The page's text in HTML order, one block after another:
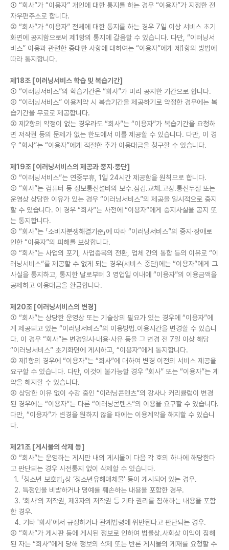
① “회사”가 “이용자” 개인에 대한 통지를 하는 경우 “이용자”가 지정한 전
자우편주소로 합니다.
② “회사”가 “이용자” 전체에 대한 통지를 하는 경우 7일 이상 서비스 초기
화면에 공지함으로써 제1항의 통지에 갈음할 수 있습니다. 다만, “이러닝서
비스” 이용과 관련한 중대한 사항에 대하여는 “이용자”에게 제1항의 방법에
따라 통지합니다.
제18조 [이러닝서비스 학습 및 복습기간]
① “이러닝서비스”의 학습기간은 “회사”가 미리 공지한 기간으로 합니다.
② “이러닝서비스” 이용계약 시 복습기간을 제공하기로 약정한 경우에는 복
습기간을 무료로 제공합니다.
③ 제2항의 약정이 없는 경우라도 “회사”는 “이용자”가 복습기간을 요청하
면 저작권 등의 문제가 없는 한도에서 이를 제공할 수 있습니다. 다만, 이 경
우 “회사”는 “이용자”에게 적절한 추가 이용대금을 청구할 수 있습니다.
제19조 [이러닝서비스의 제공과 중지·중단]
① “이러닝서비스”는 연중무휴, 1일 24시간 제공함을 원칙으로 합니다.
② “회사”는 컴퓨터 등 정보통신설비의 보수.점검.교체.고장.통신두절 또는
운영상 상당한 이유가 있는 경우 “이러닝서비스”의 제공을 일시적으로 중지
할 수 있습니다. 이 경우 “회사”는 사전에 “이용자”에게 중지사실을 공지 또
는 통지합니다.
③ “회사”는 「소비자분쟁해결기준」에 따라 “이러닝서비스”의 중지·장애로
인한 “이용자”의 피해를 보상합니다.
④ “회사”는 사업의 포기, 사업종목의 전환, 업체 간의 통합 등의 이유로 “이
러닝서비스”를 제공할 수 없게 되는 경우(서비스 중단)에는 “이용자”에게 그
사실을 통지하고, 통지한 날로부터 3 영업일 이내에 “이용자”의 이용금액을
공제하고 이용대금을 환급합니다.
제20조 [이러닝서비스의 변경]
① “회사”는 상당한 운영상 또는 기술상의 필요가 있는 경우에 “이용자”에
게 제공되고 있는 “이러닝서비스”의 이용방법.이용시간을 변경할 수 있습니
다. 이 경우 “회사”는 변경일시·내용·사유 등을 그 변경 전 7일 이상 해당
“이러닝서비스” 초기화면에 게시하고, “이용자”에게 통지합니다.
② 제1항의 경우에 “이용자”는 “회사”에 대하여 변경 이전의 서비스 제공을
요구할 수 있습니다. 다만, 이것이 불가능할 경우 “회사” 또는 “이용자”는 계
약을 해지할 수 있습니다.
③ 상당한 이유 없이 수강 중인 “이러닝콘텐츠”의 강사나 커리큘럼이 변경
된 경우에는 “이용자”는 다른 “이러닝콘텐츠”의 이용을 요구할 수 있습니다.
다만, “이용자”가 변경을 원하지 않을 때에는 이용계약을 해지할 수 있습니
다.
제21조 [게시물의 삭제 등]
① “회사”는 운영하는 게시판 내의 게시물이 다음 각 호의 하나에 해당한다
고 판단되는 경우 사전통지 없이 삭제할 수 있습니다.
1. 「청소년 보호법」상 ‘청소년유해매체물’ 등이 게시되어 있는 경우.
2. 특정인을 비방하거나 명예를 훼손하는 내용을 포함한 경우.
3. '회사'의 저작권, 제3자의 저작권 등 기타 권리를 침해하는 내용을 포함
한 경우.
4. 기타 '회사'에서 규정하거나 관계법령에 위반된다고 판단되는 경우.
② “회사”가 게시판 등에 게시된 정보로 인하여 법률상.사회상 이익이 침해
된 자는 “회사”에게 당해 정보의 삭제 또는 반론 게시물의 게재를 요청할 수